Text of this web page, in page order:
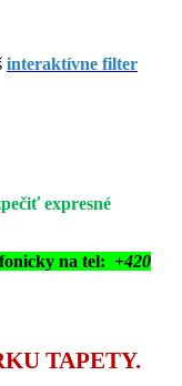
interaktívne filter
expresné
na tel: +420
TAPETY.